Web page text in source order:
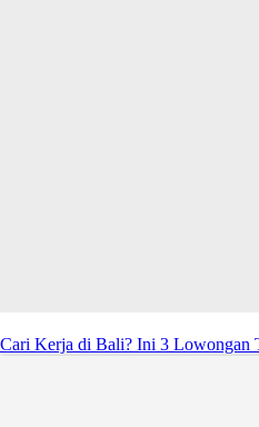
Cari Kerja di Bali? Ini 3 Lowongan